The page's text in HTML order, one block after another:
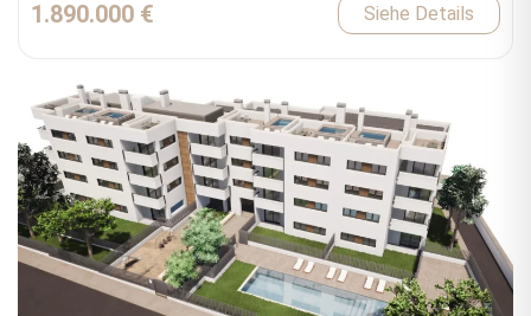
1.890.000 € Siehe Details